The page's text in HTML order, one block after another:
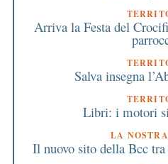
Arriva la Festa del
Salva insegna
Libri: i motori
LA
Il nuovo sito della Bcc